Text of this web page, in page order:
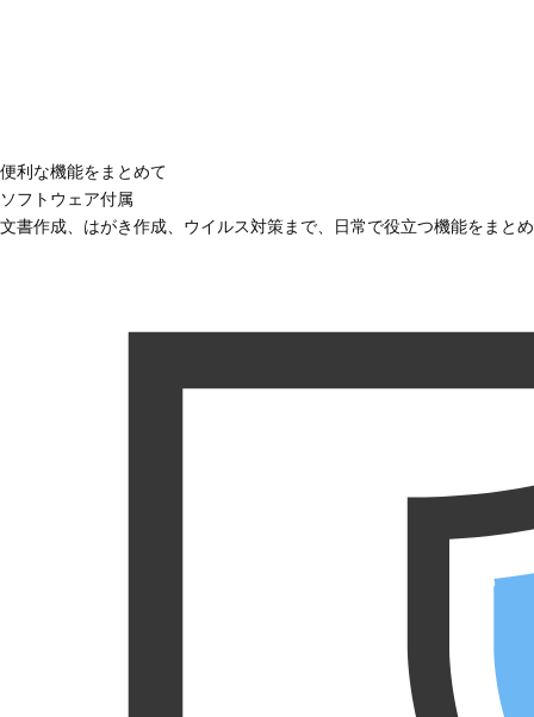
便利な機能をまとめて
ソフトウェア付属
文書作成、はがき作成、ウイルス対策まで、日常で役立つ機能をまと